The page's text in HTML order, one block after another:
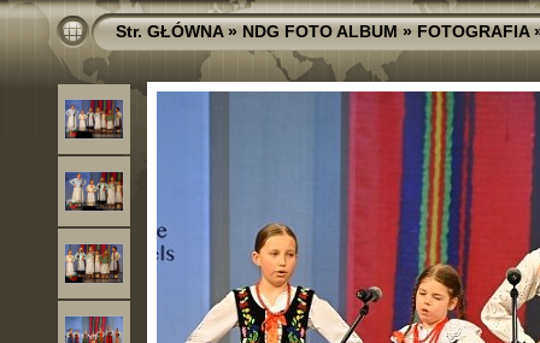
Str. GŁÓWNA»NDG FOTO ALBUM»FOTOGRAFIA